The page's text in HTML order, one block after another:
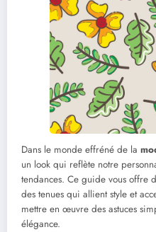
Dans le monde effréné de la
un look qui reflète notre
tendances. Ce guide vous offre
des tenues qui allient style et
mettre en œuvre des astuces
élégance.